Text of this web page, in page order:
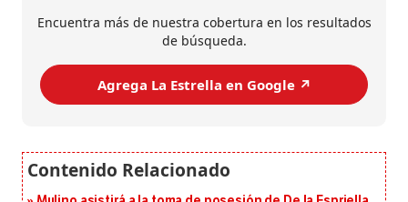
Encuentra más de nuestra cobertura en los resultados
de búsqueda.
Agrega La Estrella en Google ↗️